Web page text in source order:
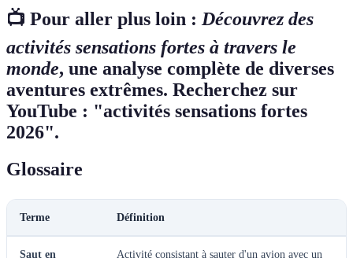
📺 Pour aller plus loin : Découvrez des
activités sensations fortes à travers le
monde, une analyse complète de diverses
aventures extrêmes. Recherchez sur
YouTube : "activités sensations fortes
2026".
Glossaire
Terme Définition
Saut en
Activité consistant à sauter d'un avion avec un